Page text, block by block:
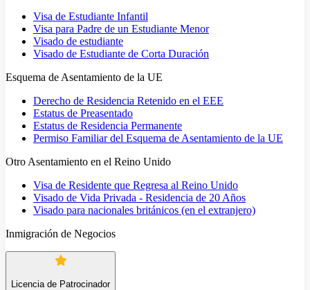
Visa de Estudiante Infantil
Visa para Padre de un Estudiante Menor
Visado de estudiante
Visado de Estudiante de Corta Duración
Esquema de Asentamiento de la UE
Derecho de Residencia Retenido en el EEE
Estatus de Preasentado
Estatus de Residencia Permanente
Permiso Familiar del Esquema de Asentamiento de la UE
Otro Asentamiento en el Reino Unido
Visa de Residente que Regresa al Reino Unido
Visado de Vida Privada - Residencia de 20 Años
Visado para nacionales británicos (en el extranjero)
Inmigración de Negocios
Licencia de Patrocinador